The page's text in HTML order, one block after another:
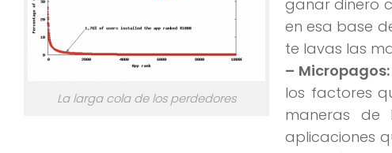
La larga cola de los perdedores
ganar dinero
en esa base
te lavas las
– Micropagos:
los factores
maneras de
aplicaciones